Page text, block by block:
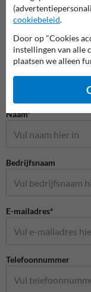
Stel je vraag aan
Naam*
Bedrijfsnaam
E-mailadres*
Telefoonnummer
cookiebeleid.
Door op "Cookies
instellingen van alle
plaatsen we alleen